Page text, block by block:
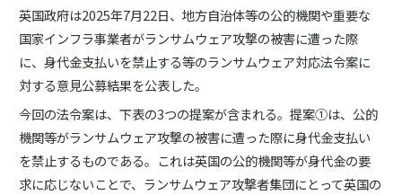
英国政府は2025年7月22日、地方自治体等の公的機関や重要な
国家インフラ事業者がランサムウェア攻撃の被害に遭った際
に、身代金支払いを禁止する等のランサムウェア対応法令案に
対する意見公募結果を公表した。
今回の法令案は、下表の3つの提案が含まれる。提案①は、公的
機関等がランサムウェア攻撃の被害に遭った際に身代金支払い
を禁止するものである。これは英国の公的機関等が身代金の要
求に応じないことで、ランサムウェア攻撃者集団にとって英国の